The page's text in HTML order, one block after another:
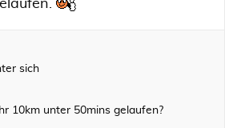
sich
10km unter 50mins gelaufen?